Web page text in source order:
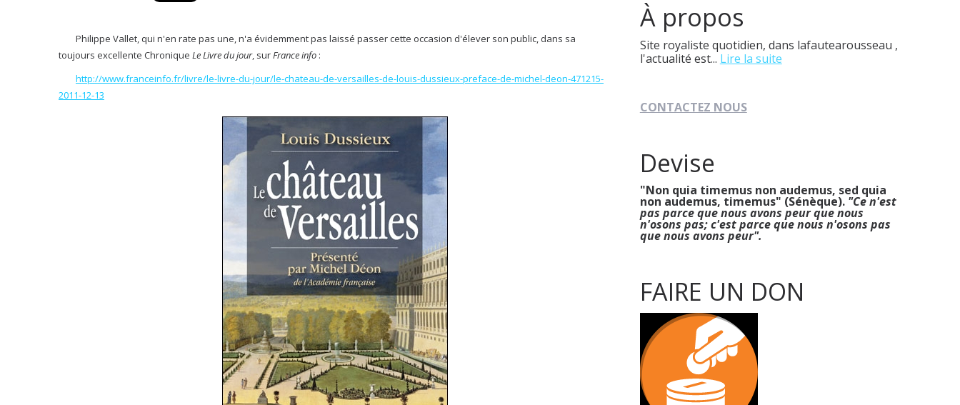
Philippe Vallet, qui n'en rate pas une, n'a évidemment pas laissé passer cette occasion d'élever son public, dans sa
toujours excellente Chronique Le Livre du jour, surFrance info :
http://www.franceinfo.fr/livre/le-livre-du-jour/le-chateau-de-versailles-de-louis-dussieux-preface-de-michel-deon-471215-
2011-12-13
À propos
Site royaliste quotidien, dans lafautearousseau ,
l'actualité est... Lire la suite
CONTACTEZ NOUS
Devise
"Non quia timemus non audemus, sed quia
non audemus, timemus" (Sénèque). "Ce n'est
pas parce que nous avons peur que nous
n'osons pas; c'est parce que nous n'osons pas
que nous avons peur".
FAIRE UN DON